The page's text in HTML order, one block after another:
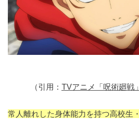
（引用： TVアニメ「呪術廻戦
常人離れした身体能力を持つ高校生